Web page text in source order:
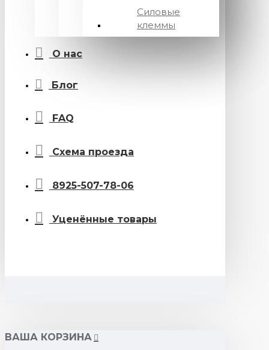
Силовые
клеммы
О нас
Блог
FAQ
Схема проезда
8925-507-78-06
Уценённые товары
ВАША КОРЗИНА